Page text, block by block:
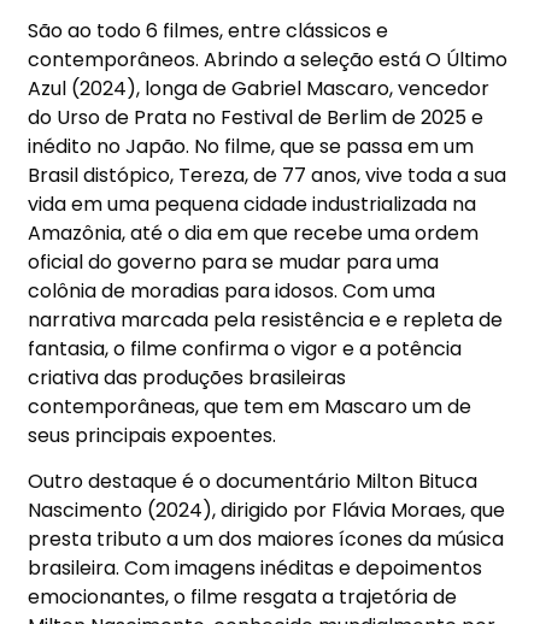
São ao todo 6 filmes, entre clássicos e
contemporâneos. Abrindo a seleção estáO Último
Azul (2024), longa de Gabriel Mascaro, vencedor
do Urso de Prata no Festival de Berlim de 2025e
inédito no Japão. No filme, que se passa em um
Brasil distópico, Tereza, de 77 anos, vive toda a sua
vida em uma pequena cidade industrializada na
Amazônia, atéo dia em que recebe uma ordem
oficial do governo para se mudar para uma
colônia de moradias para idosos. Com uma
narrativa marcada pela resistência e e repleta de
fantasia, o filme confirma o vigor e a potência
criativa das produções brasileiras
contemporâneas, que tem em Mascaro um de
seus principais expoentes.
Outro destaqueéo documentário Milton Bituca
Nascimento (2024), dirigido por Flávia Moraes, que
presta tributo a um dos maioresícones da música
brasileira. Com imagens inéditas e depoimentos
emocionantes, o filme resgata a trajetória de